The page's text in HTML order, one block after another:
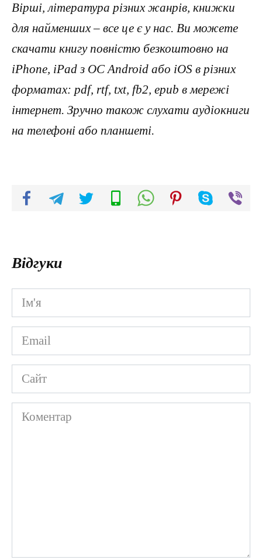
Вірші, література різних жанрів, книжки
для найменших – все це є у нас. Ви можете
скачати книгу повністю безкоштовно на
iPhone, iPad з ОС Android або iOS в різних
форматах: pdf, rtf, txt, fb2, epub в мережі
інтернет. Зручно також слухати аудіокниги
на телефоні або планшеті.
Відгуки
Ім'я
*
Email
*
Сайт
Коментар